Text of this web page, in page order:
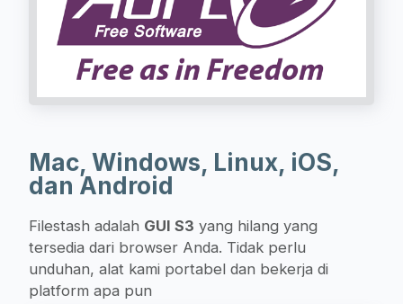
Mac, Windows, Linux, iOS,
dan Android
Filestash adalah GUI S3 yang hilang yang
tersedia dari browser Anda. Tidak perlu
unduhan, alat kami portabel dan bekerja di
platform apa pun